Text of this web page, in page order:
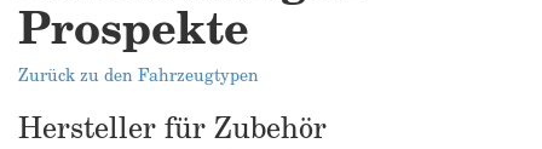
Prospekte
Zurück zu den Fahrzeugtypen
Hersteller für Zubehör